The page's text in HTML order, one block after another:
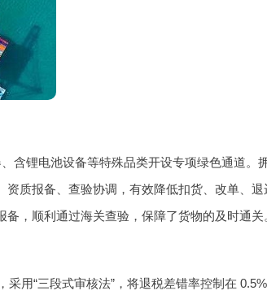
含锂电池设备等特殊品类开设专项绿色通道。
质报备、查验协调，有效降低扣货、改单、
，顺利通过海关查验，保障了货物的及时通关
用“三段式审核法”，将退税差错率控制在